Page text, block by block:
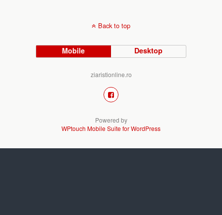
Back to top
Mobile Desktop
ziaristionline.ro
Powered by
WPtouch Mobile Suite for WordPress